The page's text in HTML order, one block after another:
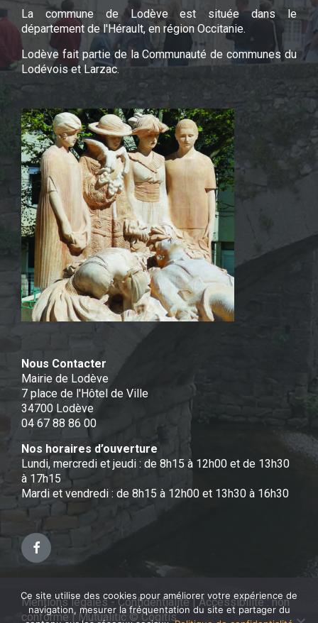
La commune de Lodève est située dans le
département de l'Hérault, en région Occitanie.
Lodève fait partie de la Communauté de communes du
Lodévois et Larzac.
Nous Contacter
Mairie de Lodève
7 place de l'Hôtel de Ville
34700 Lodève
04 67 88 86 00
Nos horaires d’ouverture
Lundi, mercredi et jeudi : de 8h15 à 12h00 et de 13h30
à 17h15
Mardi et vendredi : de 8h15 à 12h00 et 13h30 à 16h30
Facebook
Mentions légales - Confidentialité|Accessibilité : non
conforme| Mutualitic © Cogitis
Ce site utilise des cookies pour améliorer votre expérience de
navigation, mesurer la fréquentation du site et partager du